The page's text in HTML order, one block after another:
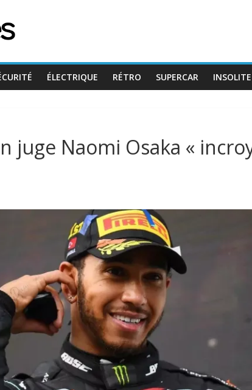
ÉLECTRIQUE RÉTRO SUPERCAR INSOLITE
juge Naomi Osaka «